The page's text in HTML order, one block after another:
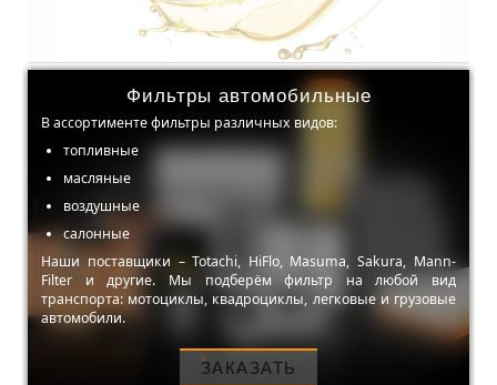
Фильтры автомобильные
В ассортименте фильтры различных видов:
топливные
масляные
воздушные
салонные
Наши поставщики – Totachi, HiFlo, Masuma, Sakura, Mann-
Filter и другие. Мы подберём фильтр на любой вид
транспорта: мотоциклы, квадроциклы, легковые и грузовые
автомобили.
ЗАКАЗАТЬ